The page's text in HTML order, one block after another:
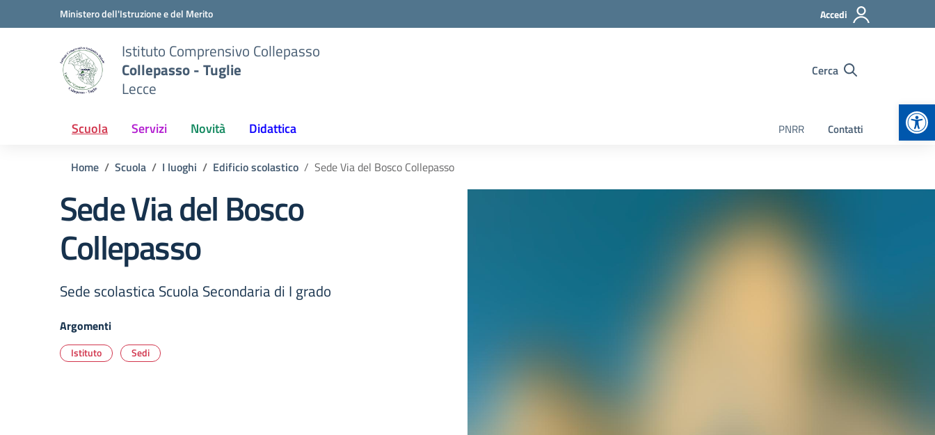
Vai ai contenuti
Vai al menu di navigazioneMinistero dell'Istruzione e del Merito Accedi
Istituto Comprensivo Collepasso
Collepasso - Tuglie
Lecce
Cerca
Scuola Servizi Novità Didattica PNRR Contatti
Home Scuola I luoghi Edificio scolastico Sede Via del Bosco Collepasso
Sede Via del Bosco
Collepasso
Sede scolastica Scuola Secondaria di I grado
Argomenti
Istituto Sedi